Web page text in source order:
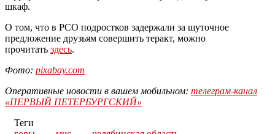
шкаф.
О том, что в РСО подростков задержали за шуточное
предложение друзьям совершить теракт, можно
прочитать здесь.
Фото: pixabay.com
Оперативные новости в вашем мобильном: телеграм-канал
«ПЕРВЫЙ ПЕТЕРБУРГСКИЙ»
Теги